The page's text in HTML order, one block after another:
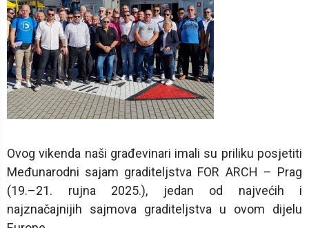
Ovog vikenda naši građevinari imali su priliku posjetiti
Međunarodni sajam graditeljstva FOR ARCH – Prag
(19.–21. rujna 2025.), jedan od najvećih i
najznačajnijih sajmova graditeljstva u ovom dijelu